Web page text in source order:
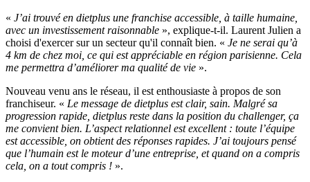
« J’ai trouvé en dietplus une franchise accessible, à taille humaine,
avec un investissement raisonnable », explique-t-il. Laurent Julien a
choisi d'exercer sur un secteur qu'il connaît bien. « Je ne serai qu’à
4 km de chez moi, ce qui est appréciable en région parisienne. Cela
me permettra d’améliorer ma qualité de vie ».
Nouveau venu ans le réseau, il est enthousiaste à propos de son
franchiseur. « Le message de dietplus est clair, sain. Malgré sa
progression rapide, dietplus reste dans la position du challenger, ça
me convient bien. L’aspect relationnel est excellent : toute l’équipe
est accessible, on obtient des réponses rapides. J’ai toujours pensé
que l’humain est le moteur d’une entreprise, et quand on a compris
cela, on a tout compris ! ».